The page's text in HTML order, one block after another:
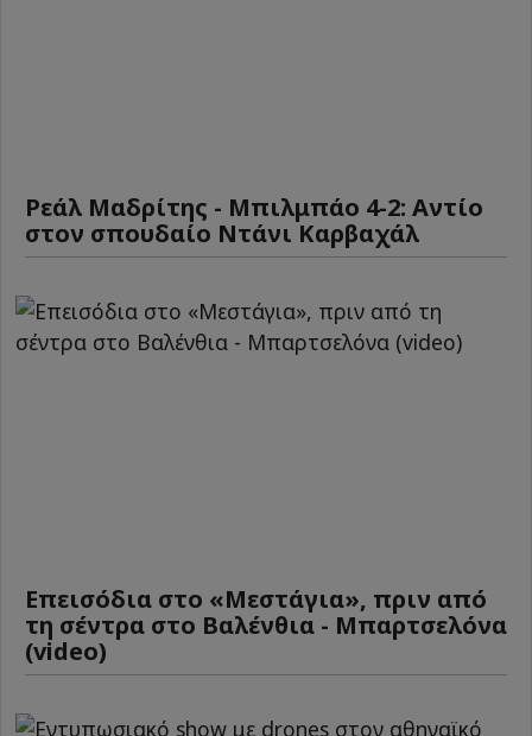
Ρεάλ Μαδρίτης - Μπιλμπάο 4-2: Αντίο
στον σπουδαίο Ντάνι Καρβαχάλ
Επεισόδια στο «Μεστάγια», πριν από
τη σέντρα στο Βαλένθια - Μπαρτσελόνα
(video)